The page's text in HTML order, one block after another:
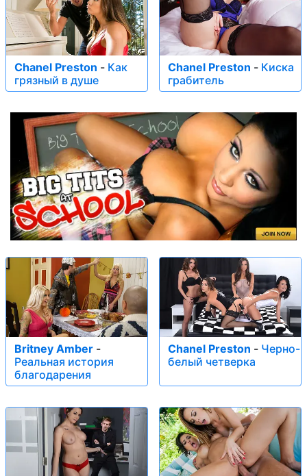
Chanel Preston - Как
грязный в душе
Chanel Preston - Киска
грабитель
Britney Amber -
Реальная история
благодарения
Chanel Preston - Черно-
белый четверка